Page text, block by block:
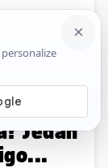
Komentari
klub
Jedan